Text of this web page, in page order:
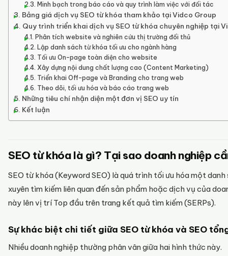
Minh bạch trong báo cáo và quy trình làm việc với đối tác
Bảng giá dịch vụ SEO từ khóa tham khảo tại Vidco Group
Quy trình triển khai dịch vụ SEO từ khóa chuyên nghiệp tại
Phân tích website và nghiên cứu thị trường đối thủ
Lập danh sách từ khóa tối ưu cho ngành hàng
Tối ưu On-page toàn diện cho website
Xây dựng nội dung chất lượng cao (Content Marketing)
Triển khai Off-page và Branding cho trang web
Theo dõi, tối ưu hóa và báo cáo trang web
Những tiêu chí nhận diện một đơn vị SEO uy tín
Kết luận
SEO từ khóa là gì? Tại sao doanh nghiệp
SEO từ khóa (Keyword SEO) là quá trình tối ưu hóa một
xuyên tìm kiếm liên quan đến sản phẩm hoặc dịch vụ của
này lên vị trí Top đầu trên trang kết quả tìm kiếm (SERPs).
Sự khác biệt chi tiết giữa SEO từ khóa và SEO
Nhiều doanh nghiệp thường phân vân giữa hai hình thức này.